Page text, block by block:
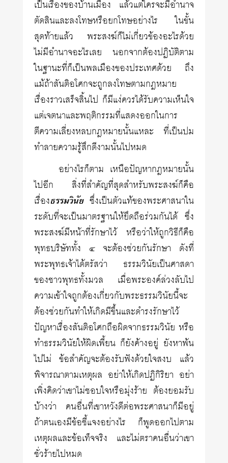
เป็นเรื่องของบ้านเมือง แล้วแต่ใครจะมีอำนาจ
ตัดสินและลงโทษหรือยกโทษอย่างไร ในขั้น
สุดท้ายแล้ว พระสงฆ์ก็ไม่เกี่ยวข้องอะไรด้วย
ไม่มีอำนาจอะไรเลย นอกจากต้องปฏิบัติตาม
ในฐานะที่ก็เป็นพลเมืองของประเทศด้วย ถึง
แม้ถ้าสันติอโศกจะถูกลงโทษตามกฎหมาย
เรื่องราวเสร็จสิ้นไป ก็มีแง่ควรได้รับความเห็นใจ
แต่เจตนาและพฤติกรรมที่แสดงออกในการ
ตีความเลี่ยงหลบกฎหมายนั้นแหละ ที่เป็นปม
ทำลายความรู้สึกดีงามนั้นไปหมด
อย่างไรก็ตาม เหนือปัญหากฎหมายนั้น
ไปอีก สิ่งที่สำคัญที่สุดสำหรับพระสงฆ์ก็คือ
เรื่องธรรมวินัยซึ่งเป็นตัวแท้ของพระศาสนาใน
ระดับที่จะเป็นมาตรฐานให้ยึดถือร่วมกันได้ ซึ่ง
พระสงฆ์มีหน้าที่รักษาไว้ หรือว่าให้ถูกวิธีก็คือ
พุทธบริษัททั้ง ๔ จะต้องช่วยกันรักษา ดังที่
พระพุทธเจ้าได้ตรัสว่า ธรรมวินัยเป็นศาสดา
ของชาวพุทธทั้งมวล เมื่อพระองค์ล่วงลับไป
ความเข้าใจถูกต้องเกี่ยวกับพระธรรมวินัยนี้จะ
ต้องช่วยกันทำให้เกิดมีขึ้นและดำรงรักษาไว้
ปัญหาเรื่องสันติอโศกถือผิดจากธรรมวินัย หรือ
ทำธรรมวินัยให้ผิดเพี้ยน ก็ยังค้างอยู่ ยังหาพ้น
ไปไม่ ข้อสำคัญจะต้องรับฟังด้วยใจสงบ แล้ว
พิจารณาตามเหตุผล อย่าให้เกิดปฏิกิริยา อย่า
เพิ่งคิดว่าเขาไม่ชอบใจหรือมุ่งร้าย ต้องยอมรับ
บ้างว่า คนอื่นที่เขาหวังดีต่อพระศาสนาก็มีอยู่
ถ้าตนเองมีข้อชี้แจงอย่างไร ก็พูดออกไปตาม
เหตุผลและข้อเท็จจริง และไม่ตราคนอื่นว่าเขา
ชั่วร้ายไปหมด